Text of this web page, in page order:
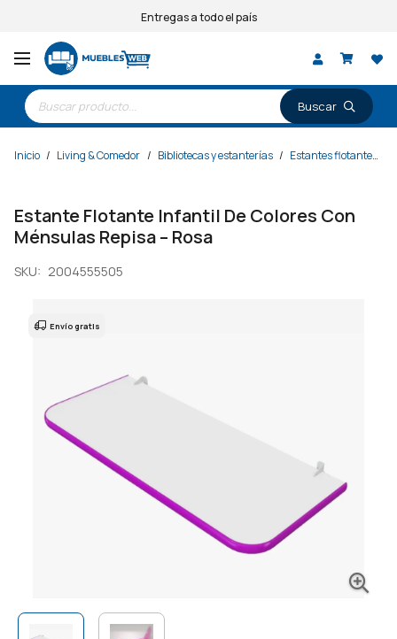
Entregas a todo el país
Búsqueda
de
productos
Inicio / Living & Comedor / Bibliotecas y estanterías / Estantes flotantes
Estante Flotante Infantil De Colores Con
Ménsulas Repisa – Rosa
SKU: 2004555505
Envío gratis